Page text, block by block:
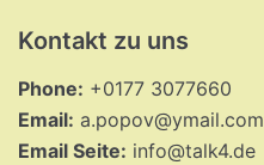
Kontakt zu uns
Phone: +0177 3077660
Email: a.popov@ymail.com
Email Seite: info@talk4.de